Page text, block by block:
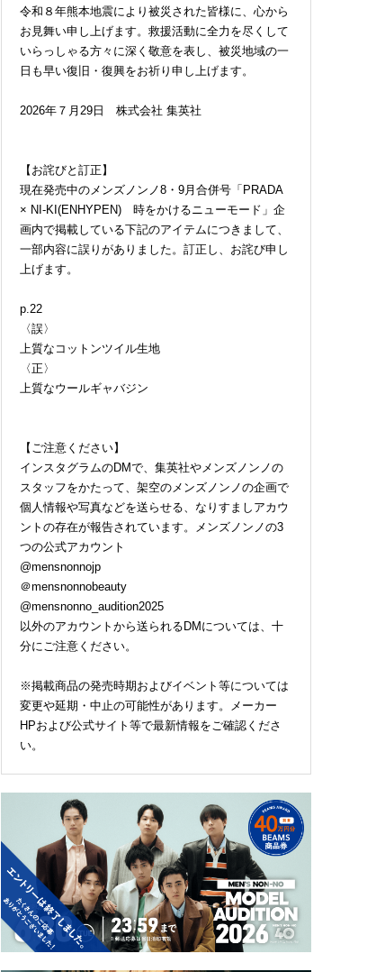
れた「和風の
ーン）」。“オ
クじゃないほ
ニーク』は配色
[編集者の愛用
ロエベの新しい世界へよ
うこそ。大胆なコントラ
ストとレイヤードの先に
。装う喜び、明るいスピ
リット
【とにかく涼しい！】
でも“長袖派”にオスス
の「ロンT」3選。紫外
予防、旅行、アクティ
ティにも大活躍。
令和８年熊本地震により被災された皆様に、心から
お見舞い申し上げます。救援活動に全力を尽くして
いらっしゃる方々に深く敬意を表し、被災地域の一
日も早い復旧・復興をお祈り申し上げます。
2026年７月29日 株式会社 集英社
【お詫びと訂正】
現在発売中のメンズノンノ8・9月合併号「PRADA
× NI-KI(ENHYPEN) 時をかけるニューモード」企
画内で掲載している下記のアイテムにつきまして、
一部内容に誤りがありました。訂正し、お詫び申し
上げます。
p.22
〈誤〉
上質なコットンツイル生地
〈正〉
上質なウールギャバジン
【ご注意ください】
インスタグラムのDMで、集英社やメンズノンノの
スタッフをかたって、架空のメンズノンノの企画で
個人情報や写真などを送らせる、なりすましアカウ
ントの存在が報告されています。メンズノンノの3
つの公式アカウント
@mensnonnojp
＠mensnonnobeauty
@mensnonno_audition2025
以外のアカウントから送られるDMについては、十
分にご注意ください。
※掲載商品の発売時期およびイベント等については
変更や延期・中止の可能性があります。メーカー
HPおよび公式サイト等で最新情報をご確認くださ
い。